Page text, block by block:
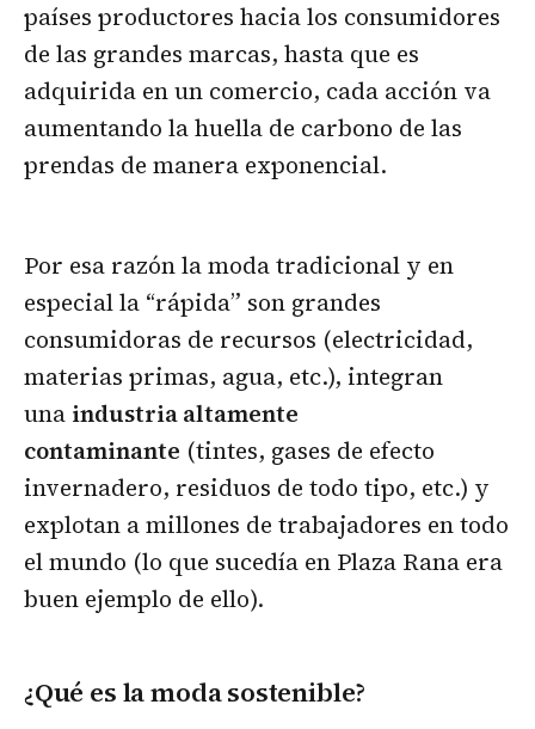
países productores hacia los consumidores
de las grandes marcas, hasta que es
adquirida en un comercio, cada acción va
aumentando la huella de carbono de las
prendas de manera exponencial.
Por esa razón la moda tradicional y en
especial la “rápida” son grandes
consumidoras de recursos (electricidad,
materias primas, agua, etc.), integran
una industria altamente
contaminante (tintes, gases de efecto
invernadero, residuos de todo tipo, etc.) y
explotan a millones de trabajadores en todo
el mundo (lo que sucedía en Plaza Rana era
buen ejemplo de ello).
¿Qué es la moda sostenible?